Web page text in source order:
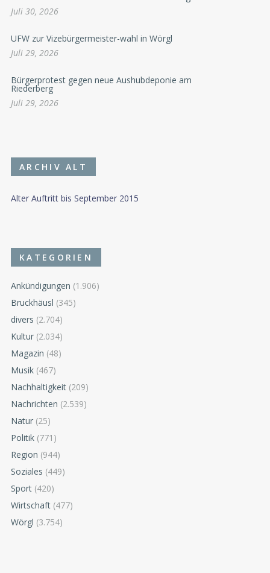
Juli 30, 2026
UFW zur Vizebürgermeister-wahl in Wörgl
Juli 29, 2026
Bürgerprotest gegen neue Aushubdeponie am
Riederberg
Juli 29, 2026
ARCHIV ALT
Alter Auftritt bis September 2015
KATEGORIEN
Ankündigungen (1.906)
Bruckhäusl (345)
divers (2.704)
Kultur (2.034)
Magazin (48)
Musik (467)
Nachhaltigkeit (209)
Nachrichten (2.539)
Natur (25)
Politik (771)
Region (944)
Soziales (449)
Sport (420)
Wirtschaft (477)
Wörgl (3.754)